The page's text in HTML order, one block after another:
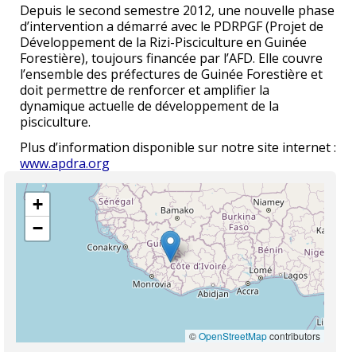
Depuis le second semestre 2012, une nouvelle phase
d’intervention a démarré avec le PDRPGF (Projet de
Développement de la Rizi-Pisciculture en Guinée
Forestière), toujours financée par l’AFD. Elle couvre
l’ensemble des préfectures de Guinée Forestière et
doit permettre de renforcer et amplifier la
dynamique actuelle de développement de la
pisciculture.
Plus d’information disponible sur notre site internet :
www.apdra.org
+
−
©OpenStreetMapcontributors